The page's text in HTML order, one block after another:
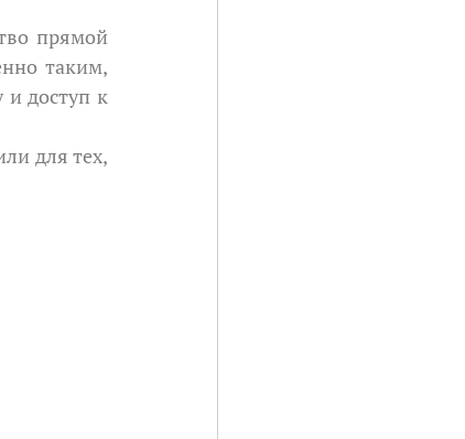
таким,
и доступ к
для тех,